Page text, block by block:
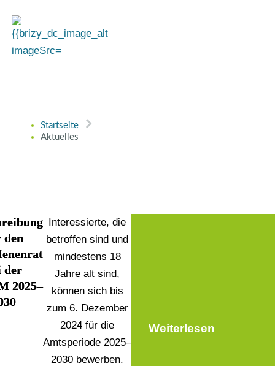
Startseite
Aktuelles
der
2025–
Interessierte, die
betroffen sind und
mindestens 18
Jahre alt sind,
können sich bis
zum 6. Dezember
2024 für die
Amtsperiode 2025–
2030 bewerben.
Weiterlesen